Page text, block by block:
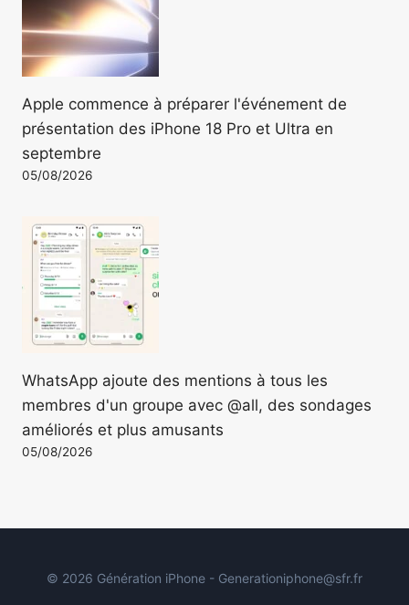
Apple commence à préparer l'événement de
présentation des iPhone 18 Pro et Ultra en
septembre
05/08/2026
WhatsApp ajoute des mentions à tous les
membres d'un groupe avec @all, des sondages
améliorés et plus amusants
05/08/2026
© 2026 Génération iPhone - Generationiphone@sfr.fr